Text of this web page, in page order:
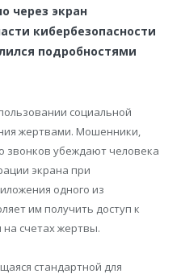
через экран
кибербезопасности
подробностями
социальной
жертвами. Мошенники,
звонков убеждают человека
экрана при
одного из
им получить доступ к
на счетах жертвы.
стандартной для